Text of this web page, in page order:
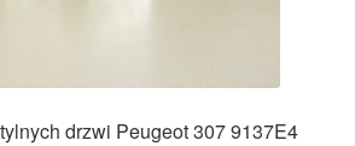
drzwi Peugeot 307 9137E4